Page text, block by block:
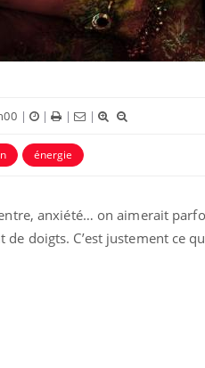
| | | |
énergie
anxiété… on aimerait
de doigts. C’est justement ce
grimpe-t-il